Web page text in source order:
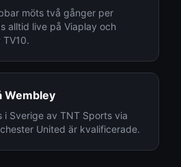
möts två gånger per
alltid live på Viaplay och
Wembley
i Sverige av TNT Sports via
United är kvalificerade.